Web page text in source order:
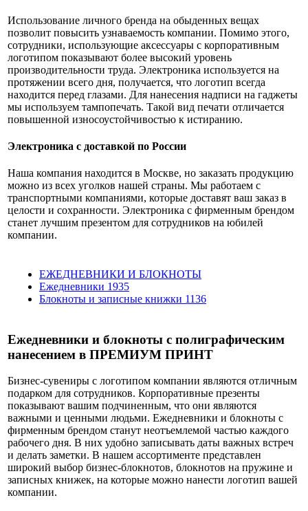
Использование личного бренда на обыденных вещах
позволит повысить узнаваемость компании. Помимо этого,
сотрудники, использующие аксессуары с корпоративным
логотипом показывают более высокий уровень
производительности труда. Электроника используется на
протяжении всего дня, получается, что логотип всегда
находится перед глазами. Для нанесения надписи на гаджеты
мы используем тампопечать. Такой вид печати отличается
повышенной износоустойчивостью к истиранию.
Электроника с доставкой по России
Наша компания находится в Москве, но заказать продукцию
можно из всех уголков нашей страны. Мы работаем с
транспортными компаниями, которые доставят ваш заказ в
целости и сохранности. Электроника с фирменным брендом
станет лучшим презентом для сотрудников на юбилей
компании.
ЕЖЕДНЕВНИКИ И БЛОКНОТЫ
Ежедневники 1935
Блокноты и записные книжки 1136
Ежедневники и блокноты с полиграфическим
нанесением в ПРЕМИУМ ПРИНТ
Бизнес-сувениры с логотипом компании являются отличным
подарком для сотрудников. Корпоративные презенты
показывают вашим подчиненным, что они являются
важными и ценными людьми. Ежедневники и блокноты с
фирменным брендом станут неотъемлемой частью каждого
рабочего дня. В них удобно записывать даты важных встреч
и делать заметки. В нашем ассортименте представлен
широкий выбор бизнес-блокнотов, блокнотов на пружине и
записных книжек, на которые можно нанести логотип вашей
компании.